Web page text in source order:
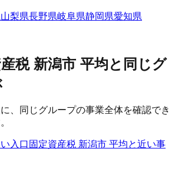
山梨県長野県岐阜県静岡県愛知県
税 新潟市 平均と同じグ
、同じグループの事業全体を確認でき
入口 固定資産税 新潟市 平均と近い事